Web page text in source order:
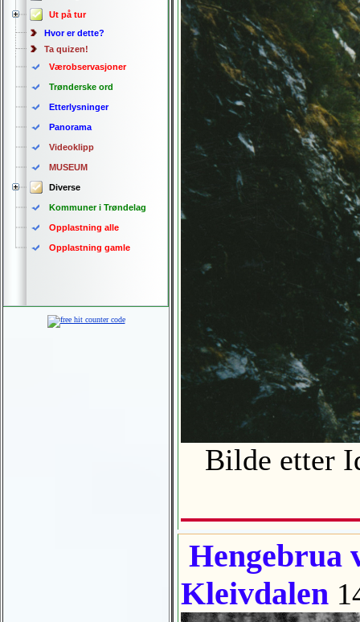
Ut på tur
Hvor er dette?
Ta quizen!
Værobservasjoner
Trønderske ord
Etterlysninger
Panorama
Videoklipp
MUSEUM
Diverse
Kommuner i Trøndelag
Opplastning alle
Opplastning gamle
Bilde etter
Hengebrua
Kleivdalen